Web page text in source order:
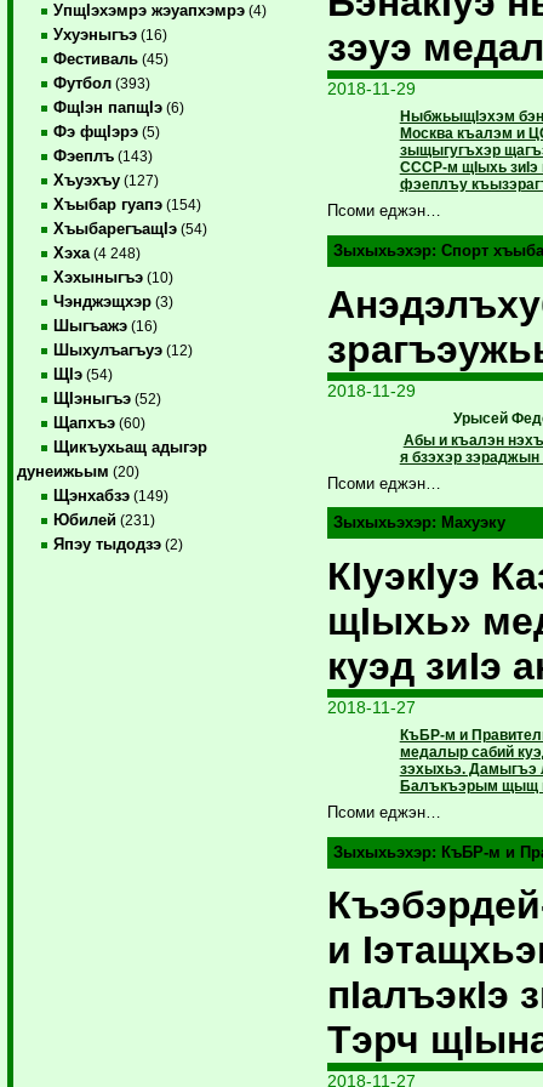
УпщIэхэмрэ жэуапхэмрэ (4)
Ухуэныгъэ (16)
Фестиваль (45)
Футбол (393)
ФщIэн папщIэ (6)
Фэ фщIэрэ (5)
Фэеплъ (143)
Хъуэхъу (127)
Хъыбар гуапэ (154)
ХъыбарегъащIэ (54)
Хэха (4 248)
Хэхыныгъэ (10)
Чэнджэщхэр (3)
Шыгъажэ (16)
Шыхулъагъуэ (12)
ЩIэ (54)
ЩIэныгъэ (52)
Щапхъэ (60)
Щикъухьащ адыгэр
дунеижьым (20)
Щэнхабзэ (149)
Юбилей (231)
Япэу тыдодзэ (2)
зэуэ
2018-11-29
НыбжьыщIэхэм
Москва къалэм и
зыщыгугъхэр
СССР-м щIыхь зиIэ
фэеплъу
Псоми еджэн…
Зыхыхьэхэр: Спорт
2018-11-29
Урысей
Абы и къалэн
я бзэхэр
Псоми еджэн…
Зыхыхьэхэр: Махуэку
КIуэкIуэ
щIыхь»
куэд зиIэ
2018-11-27
КъБР-м и
медалыр сабий
зэхыхьэ. Дамыгъэ
Балъкъэрым щыщ
Псоми еджэн…
Зыхыхьэхэр: КъБР-м и
и
пIалъэкIэ
Тэрч
2018-11-27